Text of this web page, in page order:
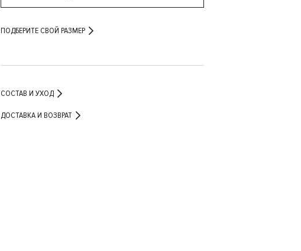
ПОДБЕРИТЕ СВОЙ РАЗМЕР
СОСТАВ И УХОД
ДОСТАВКА И ВОЗВРАТ